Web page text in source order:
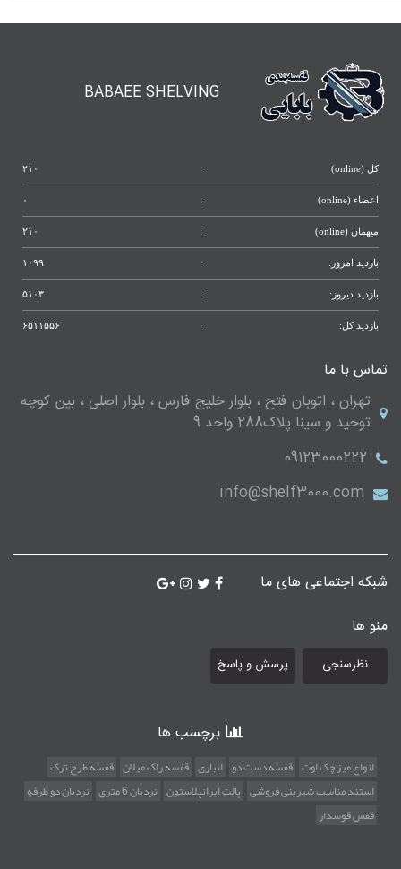
BABAEE SHELVING
کل (online) : ۲۱۰
اعضاء (online) : ۰
میهمان (online) : ۲۱۰
بازدید امروز: : ۱۰۹۹
بازدید دیروز: : ۵۱۰۳
بازدید کل: : ۶۵۱۱۵۵۶
تماس با ما
تهران ، اتوبان فتح ، بلوار خلیج فارس ، بلوار اصلی ، بین کوچه
توحید و سینا پلاک288 واحد 9
09123000222
info@shelf3000.com
شبکه اجتماعی های ما
منو ها
نظرسنجی پرسش و پاسخ
برچسب ها
انواع میز چک اوت قفسه دست دو انباری قفسه راک میلان قفسه طرح ترک
استند مناسب شیرینی فروشی پالت ایرانپلاستون نردبان 6 متری
نردبان دو طرفه
قفس قوسدار